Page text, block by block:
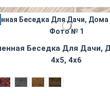
Беседка Для Дачи,
4х5, 4х6